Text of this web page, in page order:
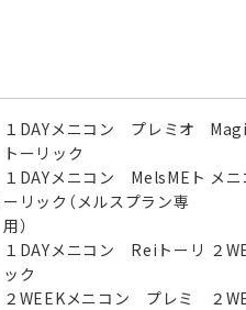
１DAYメニコン プレミオ
トーリック
１DAYメニコン MelsMEト
ーリック（メルスプラン専
用）
メ
１DAYメニコン Reiトーリ
ック
２
２WEEKメニコン プレミ
２